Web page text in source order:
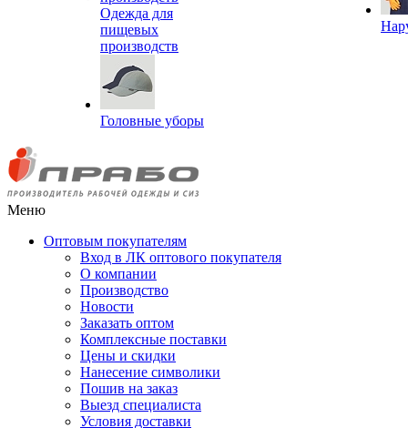
Одежда для
пищевых
производств
Головные уборы
Меню
Оптовым покупателям
Вход в ЛК оптового покупателя
О компании
Производство
Новости
Заказать оптом
Комплексные поставки
Цены и скидки
Нанесение символики
Пошив на заказ
Выезд специалиста
Условия доставки